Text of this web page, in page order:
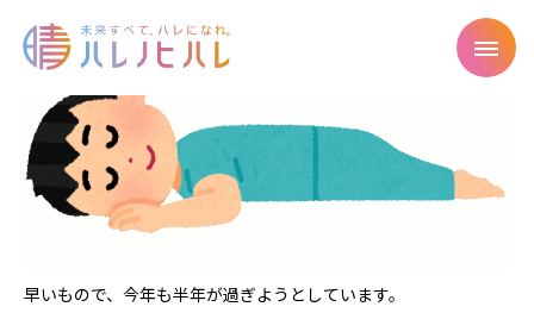
早いもので、今年も半年が過ぎようとしています。